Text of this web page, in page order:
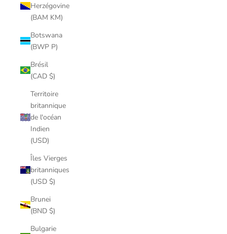
Herzégovine
(BAM KM)
Botswana
(BWP P)
Brésil
(CAD $)
Territoire
britannique
de l'océan
Indien
(USD)
Îles Vierges
britanniques
(USD $)
Brunei
(BND $)
Bulgarie